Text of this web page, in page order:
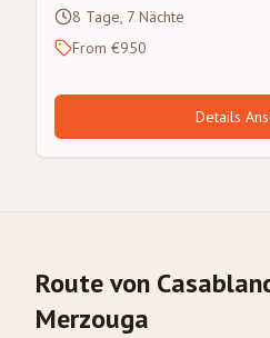
8 Tage, 7 Nächte
From €950
Details
Route von
Merzouga